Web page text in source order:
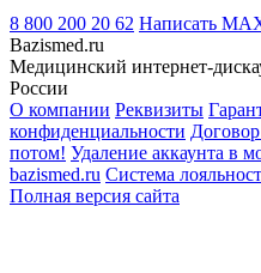
8 800 200 20 62 Написать
Bazismed.ru
Медицинский интернет-
России
О компании Реквизиты
конфиденциальности
потом! Удаление аккаунта в
bazismed.ru Система
Полная версия сайта